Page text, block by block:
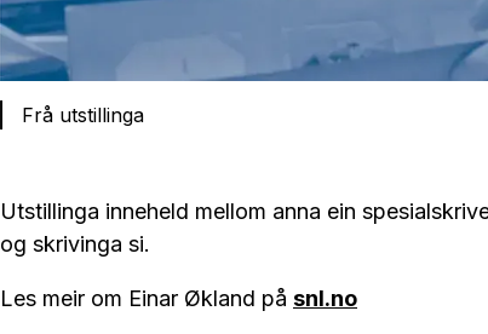
Frå utstillinga
Utstillinga inneheld mellom anna ein
og skrivinga si.
Les meir om Einar Økland på snl.no